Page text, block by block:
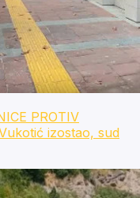
PROTIV
izostao, sud